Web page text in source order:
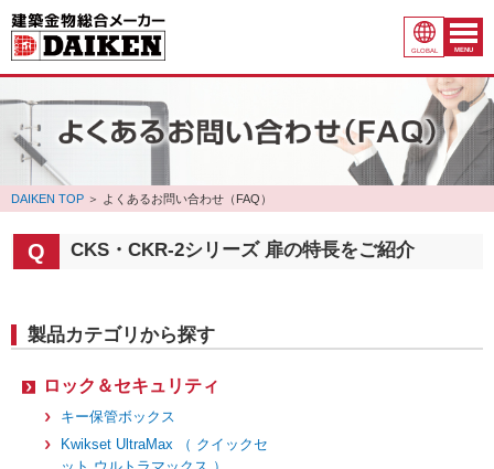
GLOBAL MENU
DAIKEN TOP ＞ よくあるお問い合わせ（FAQ）
CKS・CKR-2シリーズ 扉の特長をご紹介
製品カテゴリから探す
ロック＆セキュリティ
キー保管ボックス
Kwikset UltraMax （ クイックセ